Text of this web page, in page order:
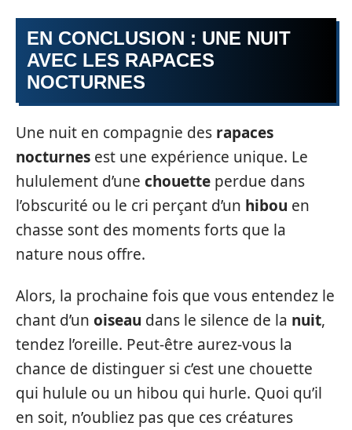
EN CONCLUSION : UNE NUIT
AVEC LES RAPACES
NOCTURNES
Une nuit en compagnie des rapaces
nocturnes est une expérience unique. Le
hululement d’une chouette perdue dans
l’obscurité ou le cri perçant d’un hibou en
chasse sont des moments forts que la
nature nous offre.
Alors, la prochaine fois que vous entendez le
chant d’un oiseau dans le silence de la nuit,
tendez l’oreille. Peut-être aurez-vous la
chance de distinguer si c’est une chouette
qui hulule ou un hibou qui hurle. Quoi qu’il
en soit, n’oubliez pas que ces créatures